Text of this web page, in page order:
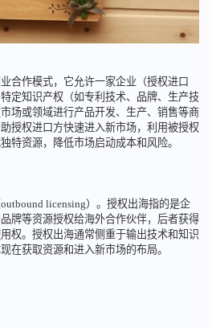
合作模式，它允许一家企业（授权进口
定知识产权（如专利技术、品牌、生产技
场或领域进行产品开发、生产、销售等商
授权进口方快速进入新市场，利用被授权
特资源，降低市场启动成本和风险。
licensing）。授权出海指的是企
牌等资源授权给海外合作伙伴，后者获得
权。授权出海通常侧重于输出技术和知识
在获取资源和进入新市场的布局。